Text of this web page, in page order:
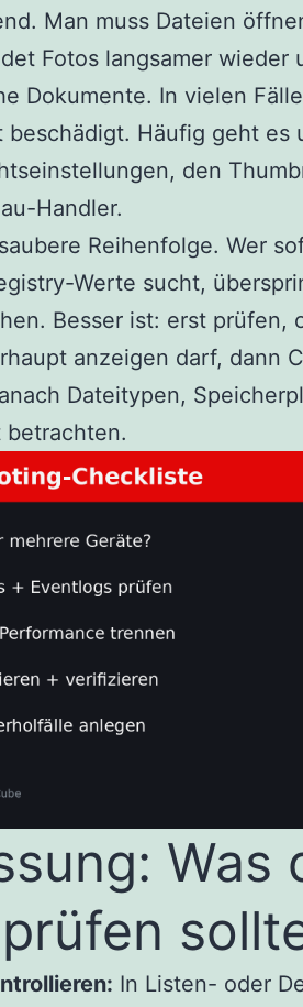
Man muss Dateien
Fotos langsamer wieder
Dokumente. In vielen
beschädigt. Häufig geht es
den
Handler.
Reihenfolge. Wer
Werte sucht,
Besser ist: erst prüfen,
anzeigen darf, dann
Dateitypen,
betrachten.
Was
In Listen- oder